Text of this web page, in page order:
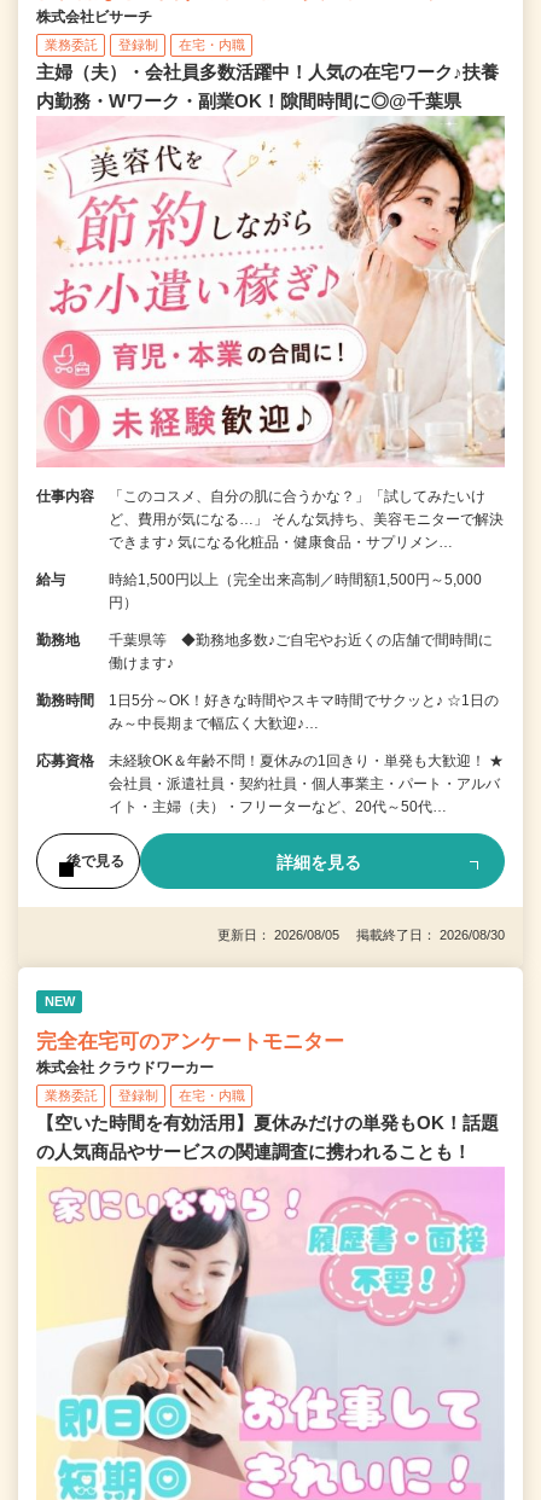
株式会社ビサーチ
業務委託 登録制 在宅・内職
主婦（夫）・会社員多数活躍中！人気の在宅ワーク♪扶養
内勤務・Wワーク・副業OK！隙間時間に◎@千葉県
仕事内容
「このコスメ、自分の肌に合うかな？」「試してみたいけ
ど、費用が気になる…」 そんな気持ち、美容モニターで解決
できます♪ 気になる化粧品・健康食品・サプリメン…
給与
時給1,500円以上（完全出来高制／時間額1,500円～5,000
円）
勤務地
千葉県等 ◆勤務地多数♪ご自宅やお近くの店舗で間時間に
働けます♪
勤務時間
1日5分～OK！好きな時間やスキマ時間でサクッと♪ ☆1日の
み～中長期まで幅広く大歓迎♪…
応募資格
未経験OK＆年齢不問！夏休みの1回きり・単発も大歓迎！ ★
会社員・派遣社員・契約社員・個人事業主・パート・アルバ
イト・主婦（夫）・フリーターなど、20代～50代…
後で見る 詳細を見る
更新日： 2026/08/05 掲載終了日： 2026/08/30
NEW
完全在宅可のアンケートモニター
株式会社 クラウドワーカー
業務委託 登録制 在宅・内職
【空いた時間を有効活用】夏休みだけの単発もOK！話題
の人気商品やサービスの関連調査に携われることも！